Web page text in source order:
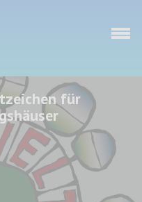
für